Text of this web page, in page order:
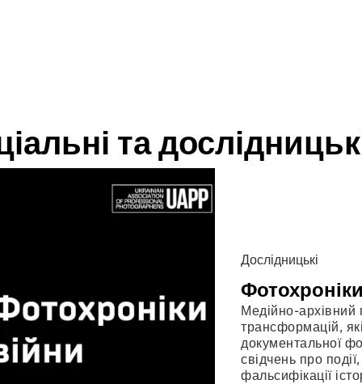
та
Дослідницькі
Медійно-
трансформацій,
документальної
свідчень про
фальсифікації